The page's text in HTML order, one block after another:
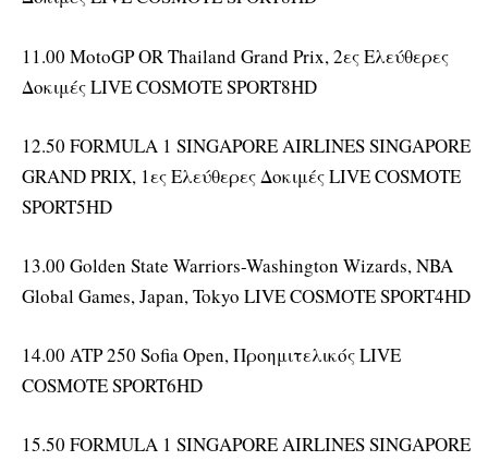
11.00 MotoGP OR Thailand Grand Prix, 2ες Ελεύθερες
Δοκιμές LIVE COSMOTE SPORT8HD
12.50 FORMULA 1 SINGAPORE AIRLINES SINGAPORE
GRAND PRIX, 1ες Ελεύθερες Δοκιμές LIVE COSMOTE
SPORT5HD
13.00 Golden State Warriors-Washington Wizards, NBA
Global Games, Japan, Tokyo LIVE COSMOTE SPORT4HD
14.00 ATP 250 Sofia Open, Προημιτελικός LIVE
COSMOTE SPORT6HD
15.50 FORMULA 1 SINGAPORE AIRLINES SINGAPORE